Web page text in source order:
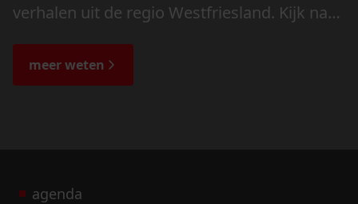
verhalen uit de regio Westfriesland. Kijk naar
de bijzondere verhalen.
meer weten
agenda